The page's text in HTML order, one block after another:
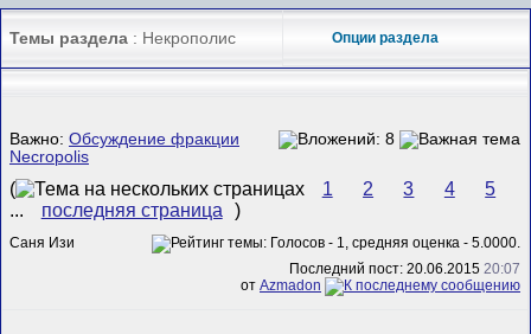
Темы раздела : Некрополис Опции раздела
Важно: Обсуждение фракции
Necropolis
( 1 2 3 4
5
...
последняя страница )
Саня Изи
Последний пост: 20.06.2015 20:07
от Azmadon